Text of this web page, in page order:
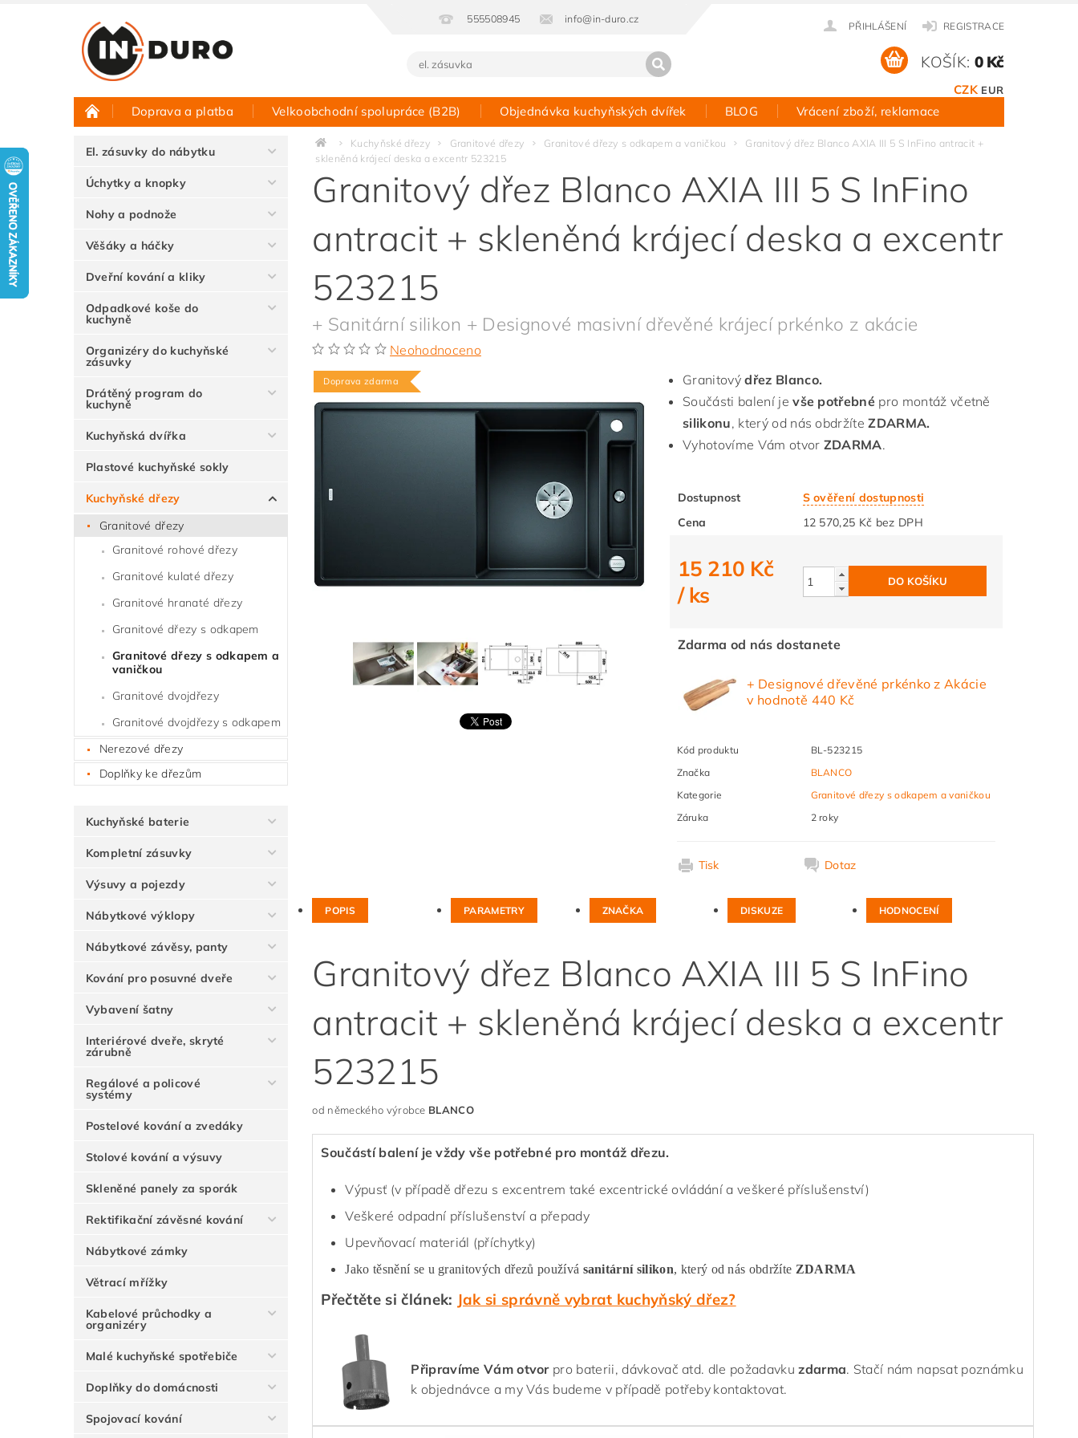
555508945 info@in-duro.cz
PŘIHLÁŠENÍ REGISTRACE
CZK EUR
KOŠÍK: 0 Kč
Doprava a platba Velkoobchodní spolupráce (B2B) Objednávka kuchyňských dvířek BLOG Vrácení zboží, reklamace
Půjčovna vzorků Hodnocení obchodu Kontakt
El. zásuvky do nábytku
Úchytky a knopky
Nohy a podnože
Věšáky a háčky
Dveřní kování a kliky
Odpadkové koše do
kuchyně
Organizéry do kuchyňské
zásuvky
Drátěný program do
kuchyně
Kuchyňská dvířka
Plastové kuchyňské sokly
Kuchyňské dřezy
Granitové dřezy
Granitové rohové dřezy
Granitové kulaté dřezy
Granitové hranaté dřezy
Granitové dřezy s odkapem
Granitové dřezy s odkapem a
vaničkou
Granitové dvojdřezy
Granitové dvojdřezy s odkapem
Nerezové dřezy
Doplňky ke dřezům
Kuchyňské baterie
Kompletní zásuvky
Výsuvy a pojezdy
Nábytkové výklopy
Nábytkové závěsy, panty
Kování pro posuvné dveře
Vybavení šatny
Interiérové dveře, skryté
zárubně
Regálové a policové
systémy
Postelové kování a zvedáky
Stolové kování a výsuvy
Skleněné panely za sporák
Rektifikační závěsné kování
Nábytkové zámky
Větrací mřížky
Kabelové průchodky a
organizéry
Malé kuchyňské spotřebiče
Doplňky do domácnosti
Spojovací kování
Kuchyňské dřezy Granitové dřezy Granitové dřezy s odkapem a vaničkou
Granitový dřez Blanco AXIA III 5 S InFino antracit +
skleněná krájecí deska a excentr 523215
Granitový dřez Blanco AXIA III 5 S InFino
antracit + skleněná krájecí deska a excentr
523215
+ Sanitární silikon + Designové masivní dřevěné krájecí prkénko z akácie
Neohodnoceno
Doprava zdarma Granitový dřez Blanco.
Součásti balení jevše potřebné pro montáž včetně
silikonu, který od nás obdržíteZDARMA.
Vyhotovíme Vám otvor ZDARMA.
Dostupnost
S ověření dostupnosti
Cena
12 570,25 Kč bez DPH
15 210 Kč
/ ks
Zdarma od nás dostanete
+ Designové dřevěné prkénko z Akácie
v hodnotě 440 Kč
Kód produktu
BL-523215
Značka
BLANCO
Kategorie
Granitové dřezy s odkapem a vaničkou
Záruka
2 roky
Tisk Dotaz
POPIS PARAMETRY ZNAČKA DISKUZE HODNOCENÍ
Granitový dřez Blanco AXIA III 5 S InFino
antracit + skleněná krájecí deska a excentr
523215
od německého výrobce BLANCO
Součástí balení je vždy vše potřebné pro montáž dřezu.
Výpusť (v případě dřezu s excentrem také excentrické ovládání a veškeré příslušenství)
Veškeré odpadní příslušenství a přepady
Upevňovací materiál (příchytky)
Jako těsnění se u granitových dřezů používá sanitární silikon, který od nás obdržíte ZDARMA
Přečtěte si článek: Jak si správně vybrat kuchyňský dřez?
Připravíme Vám otvorpro baterii, dávkovač atd. dle požadavkuzdarma. Stačí nám napsat poznámku
k objednávce a my Vás budeme v případě potřeby kontaktovat.